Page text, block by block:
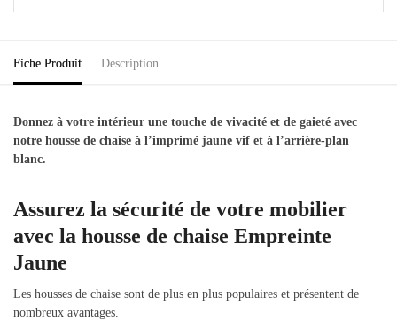
Fiche Produit Description
Donnez à votre intérieur une touche de vivacité et de gaieté avec
notre housse de chaise à l’imprimé jaune vif et à l’arrière-plan
blanc.
Assurez la sécurité de votre mobilier
avec la housse de chaise Empreinte
Jaune
Les housses de chaise sont de plus en plus populaires et présentent de
nombreux avantages.